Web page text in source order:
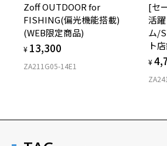
Zoff OUTDOOR for
FISHING(偏光機能搭載)
(WEB限定商品)
¥ 13,300
ZA211G05-14E1
[セ
活
ム/
ト
¥